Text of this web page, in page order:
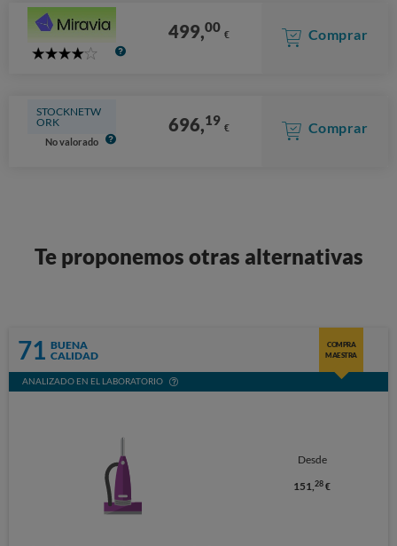
4
499,00 € Comprar
STOCKNETW
ORK
No valorado
696,19 € Comprar
Te proponemos otras alternativas
71 BUENA
CALIDAD
COMPRA
MAESTRA
ANALIZADO EN EL LABORATORIO
Desde
151,28 €